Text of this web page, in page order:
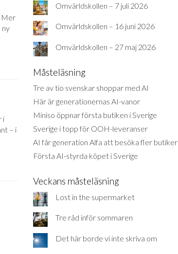
Mer
ny
i
– i
Omvärldskollen – 7 juli 2026
Omvärldskollen – 16 juni 2026
Omvärldskollen – 27 maj 2026
Måsteläsning
Tre av tio svenskar shoppar med AI
Här är generationernas AI-vanor
Miniso öppnar första butiken i Sverige
Sverige i topp för OOH-leveranser
AI får generation Alfa att besöka fler butiker
Första AI-styrda köpet i Sverige
Veckans måsteläsning
Lost in the supermarket
Tre råd inför sommaren
Det här borde vi inte skriva om